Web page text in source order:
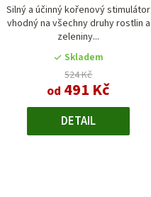
d
u
k
t
ů
Silný a účinný kořenový stimulátor
vhodný na všechny druhy rostlin a
zeleniny...
Skladem
524 Kč
od 491 Kč
DETAIL